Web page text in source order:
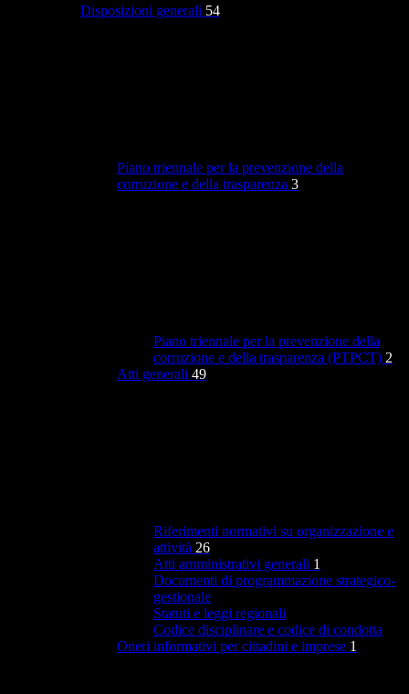
Disposizioni generali 54
Piano triennale per la prevenzione della
corruzione e della trasparenza 3
Piano triennale per la prevenzione della
corruzione e della trasparenza (PTPCT) 2
Atti generali 49
Riferimenti normativi su organizzazione e
attività 26
Atti amministrativi generali 1
Documenti di programmazione strategico-
gestionale
Statuti e leggi regionali
Codice disciplinare e codice di condotta
Oneri informativi per cittadini e imprese 1